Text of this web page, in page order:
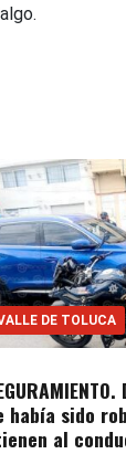
DE TOLUCA
había sido
al